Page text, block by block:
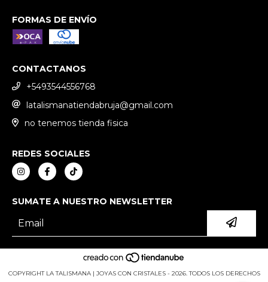
FORMAS DE ENVÍO
CONTACTANOS
+5493544556768
latalismanatiendabruja@gmail.com
no tenemos tienda fisica
REDES SOCIALES
SUMATE A NUESTRO NEWSLETTER
COPYRIGHT LA TALISMANA | JOYAS CON CRISTALES - 2026. TODOS LOS DERECHOS